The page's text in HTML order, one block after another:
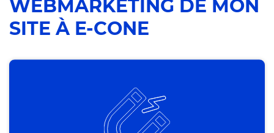
WEBMARKETING DE MON
SITE À E-CONE